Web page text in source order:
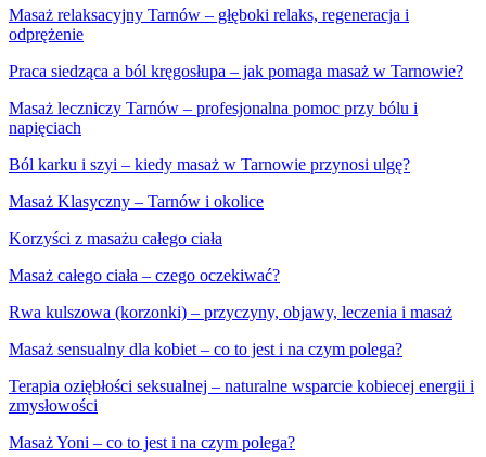
Masaż relaksacyjny Tarnów – głęboki relaks, regeneracja i
odprężenie
Praca siedząca a ból kręgosłupa – jak pomaga masaż w Tarnowie?
Masaż leczniczy Tarnów – profesjonalna pomoc przy bólu i
napięciach
Ból karku i szyi – kiedy masaż w Tarnowie przynosi ulgę?
Masaż Klasyczny – Tarnów i okolice
Korzyści z masażu całego ciała
Masaż całego ciała – czego oczekiwać?
Rwa kulszowa (korzonki) – przyczyny, objawy, leczenia i masaż
Masaż sensualny dla kobiet – co to jest i na czym polega?
Terapia oziębłości seksualnej – naturalne wsparcie kobiecej energii i
zmysłowości
Masaż Yoni – co to jest i na czym polega?